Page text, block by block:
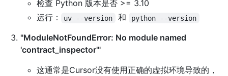
检查 Python 版本是否 >= 3.10
运行：
uv --version 和 python --version
"ModuleNotFoundError: No module named
'contract_inspector'"
这通常是Cursor没有使用正确的虚拟环境导致的，